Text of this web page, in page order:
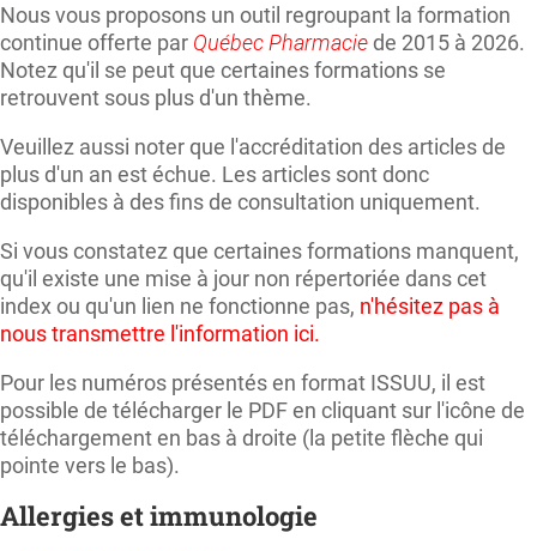
Nous vous proposons un outil regroupant la formation
continue offerte par Québec Pharmacie de 2015 à 2026.
Notez qu'il se peut que certaines formations se
retrouvent sous plus d'un thème.
Veuillez aussi noter que l'accréditation des articles de
plus d'un an est échue. Les articles sont donc
disponibles à des fins de consultation uniquement.
Si vous constatez que certaines formations manquent,
qu'il existe une mise à jour non répertoriée dans cet
index ou qu'un lien ne fonctionne pas, n'hésitez pas à
nous transmettre l'information ici.
Pour les numéros présentés en format ISSUU, il est
possible de télécharger le PDF en cliquant sur l'icône de
téléchargement en bas à droite (la petite flèche qui
pointe vers le bas).
Allergies et immunologie